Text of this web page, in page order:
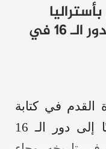
بركلات الترجيح وتتأهل لدور الـ 16 في
في كتابة
تاريخ جديد، بعد تأهله رسميًا إلى دور الـ 16